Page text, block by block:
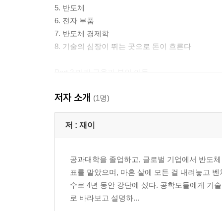
5. 반도체
6. 전자 부품
7. 반도체 경제학
8. 기술의 심장이 뛰는 곳으로 돈이 흐른다
Part 2 미래 금융과 부의 이동
10. 코인 대항해 시대
11. 블록체인 기술
12. 핀테크와 금융 공학
13. 부자의 재정의
14. 셀프 리치와 골드 휴먼
15. 5자주의
16. 부의 패러다임 설계도
저자 소개 (1명)
저 : 재이
공과대학을 졸업하고, 글로벌 기업에서 반도
표를 맡았으며, 마흔 살에 모든 걸 내려놓고
수로 4년 동안 강단에 섰다. 공학도들에게 기
로 바라보고 설명하...